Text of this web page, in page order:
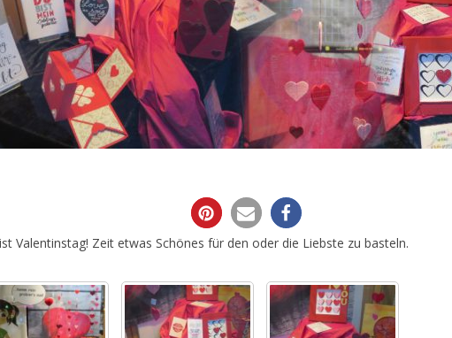
Valentinstag! Zeit etwas Schönes für den oder die Liebste zu basteln.